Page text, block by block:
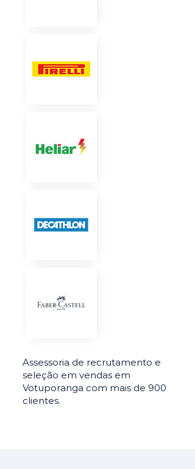
Assessoria de recrutamento e
seleção em vendas em
Votuporanga com mais de 900
clientes.